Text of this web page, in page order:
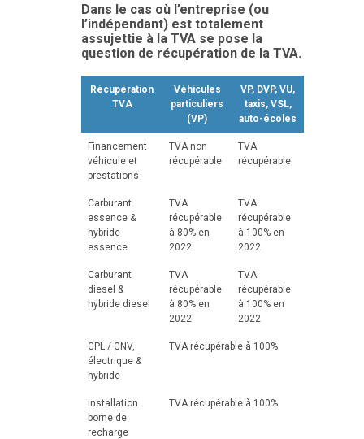
Dans le cas où l’entreprise (ou
l’indépendant) est totalement
assujettie à la TVA se pose la
question de récupération de la TVA.
Récupération
TVA
Véhicules
particuliers
(VP)
VP, DVP, VU,
taxis, VSL,
auto-écoles
Financement
véhicule et
prestations
TVA non
récupérable
TVA
récupérable
Carburant
essence &
hybride
essence
TVA
récupérable
à 80% en
2022
TVA
récupérable
à 100% en
2022
Carburant
diesel &
hybride diesel
TVA
récupérable
à 80% en
2022
TVA
récupérable
à 100% en
2022
GPL / GNV,
électrique &
hybride
TVA récupérable à 100%
Installation
borne de
recharge
TVA récupérable à 100%